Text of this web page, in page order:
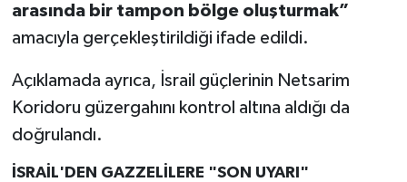
arasında bir tampon bölge oluşturmak”
amacıyla gerçekleştirildiği ifade edildi.
Açıklamada ayrıca, İsrail güçlerinin Netsarim
Koridoru güzergahını kontrol altına aldığı da
doğrulandı.
İSRAİL'DEN GAZZELİLERE "SON UYARI"